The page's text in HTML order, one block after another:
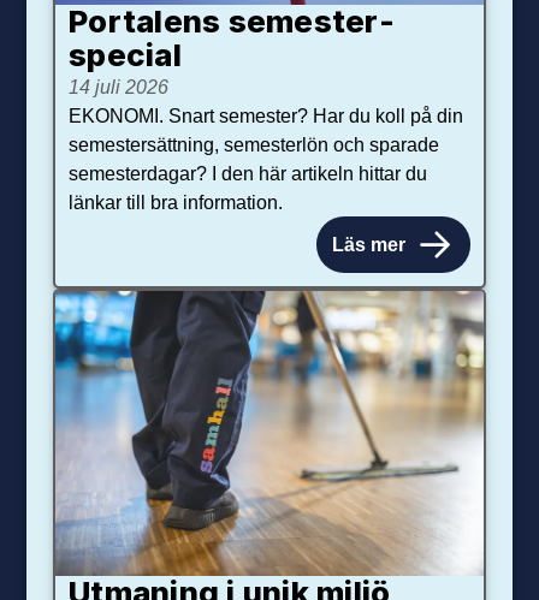
Portalens semester­
special
14 juli 2026
EKONOMI. Snart semester? Har du koll på din
semestersättning, semesterlön och sparade
semesterdagar? I den här artikeln hittar du
länkar till bra information.
Läs mer